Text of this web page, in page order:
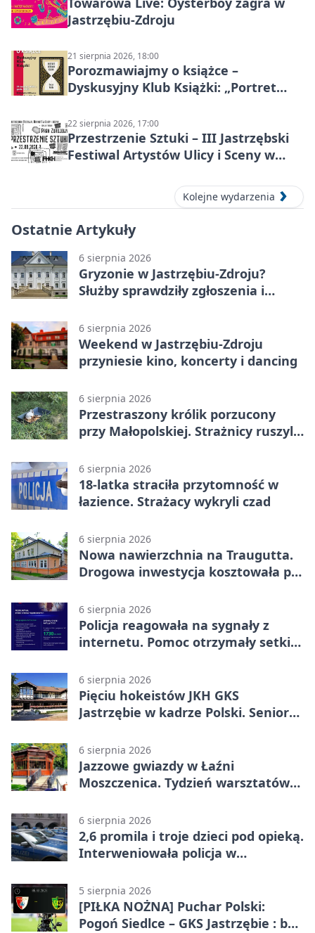
Jastrzębiu-Zdroju
21 sierpnia 2026, 18:00
Porozmawiajmy o książce –
Dyskusyjny Klub Książki: „Portret
22 sierpnia 2026, 17:00
Przestrzenie Sztuki – III Jastrzębski
Festiwal Artystów Ulicy i Sceny w
Kolejne wydarzenia
Ostatnie Artykuły
6 sierpnia 2026
Gryzonie w Jastrzębiu-Zdroju?
Służby sprawdziły zgłoszenia i
6 sierpnia 2026
Weekend w Jastrzębiu-Zdroju
przyniesie kino, koncerty i dancing
6 sierpnia 2026
Przestraszony królik porzucony
przy Małopolskiej. Strażnicy ruszyli
6 sierpnia 2026
18-latka straciła przytomność w
łazience. Strażacy wykryli czad
6 sierpnia 2026
Nowa nawierzchnia na Traugutta.
Drogowa inwestycja kosztowała pół
6 sierpnia 2026
Policja reagowała na sygnały z
internetu. Pomoc otrzymały setki
6 sierpnia 2026
Pięciu hokeistów JKH GKS
Jastrzębie w kadrze Polski. Seniorzy
6 sierpnia 2026
Jazzowe gwiazdy w Łaźni
Moszczenica. Tydzień warsztatów
6 sierpnia 2026
2,6 promila i troje dzieci pod opieką.
Interweniowała policja w
5 sierpnia 2026
[PIŁKA NOŻNA] Puchar Polski:
Pogoń Siedlce – GKS Jastrzębie : bez